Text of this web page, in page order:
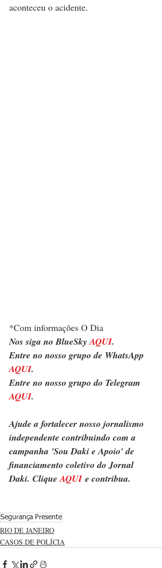
aconteceu o acidente.
*Com informações O Dia
Nos siga no BlueSky AQUI.
Entre no nosso grupo de WhatsApp
AQUI.
Entre no nosso grupo do Telegram
AQUI.
Ajude a fortalecer nosso jornalismo
independente contribuindo com a
campanha 'Sou Daki e Apoio' de
financiamento coletivo do Jornal
Daki. Clique AQUI e contribua.
Segurança Presente
RIO DE JANEIRO
CASOS DE POLÍCIA